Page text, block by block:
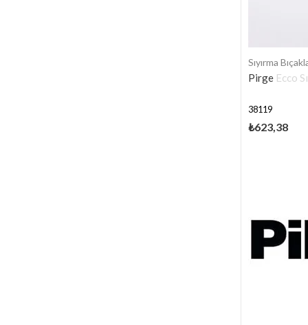
Sıyırma
Pirge Ecco
38119
₺623,38